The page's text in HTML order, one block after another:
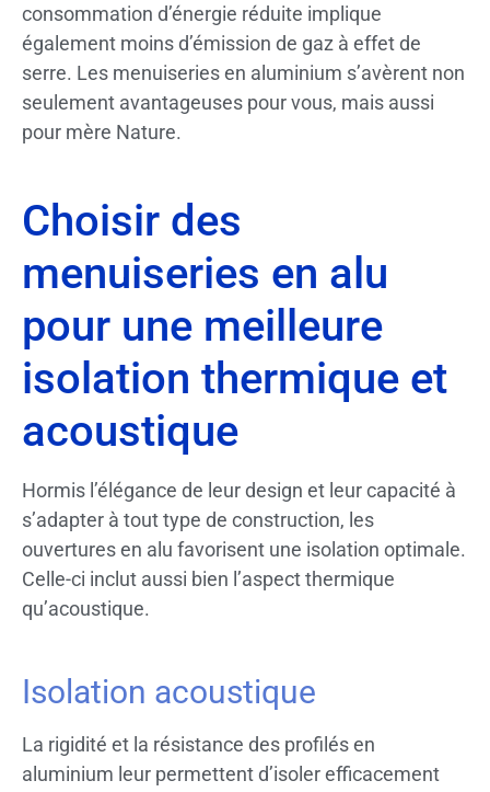
consommation d’énergie réduite implique
également moins d’émission de gaz à effet de
serre. Les menuiseries en aluminium s’avèrent non
seulement avantageuses pour vous, mais aussi
pour mère Nature.
Choisir des
menuiseries en alu
pour une meilleure
isolation thermique et
acoustique
Hormis l’élégance de leur design et leur capacité à
s’adapter à tout type de construction, les
ouvertures en alu favorisent une isolation optimale.
Celle-ci inclut aussi bien l’aspect thermique
qu’acoustique.
Isolation acoustique
La rigidité et la résistance des profilés en
aluminium leur permettent d’isoler efficacement